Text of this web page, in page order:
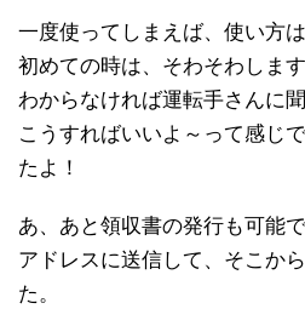
一度使ってしまえば、使い方
初めての時は、そわそわしま
わからなければ運転手さんに
こうすればいいよ～って感じ
たよ！
あ、あと領収書の発行も可能で
アドレスに送信して、そこか
た。